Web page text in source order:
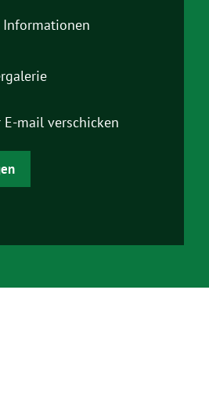
E-mail verschicken